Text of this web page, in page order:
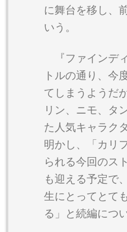
に舞台を移し、
いう。
『ファインデ
トルの通り、今
てしまうようだ
リン、ニモ、タ
た人気キャラク
明かし、「カリ
られる今回のス
も迎える予定で
生にとってとて
る」と続編につ